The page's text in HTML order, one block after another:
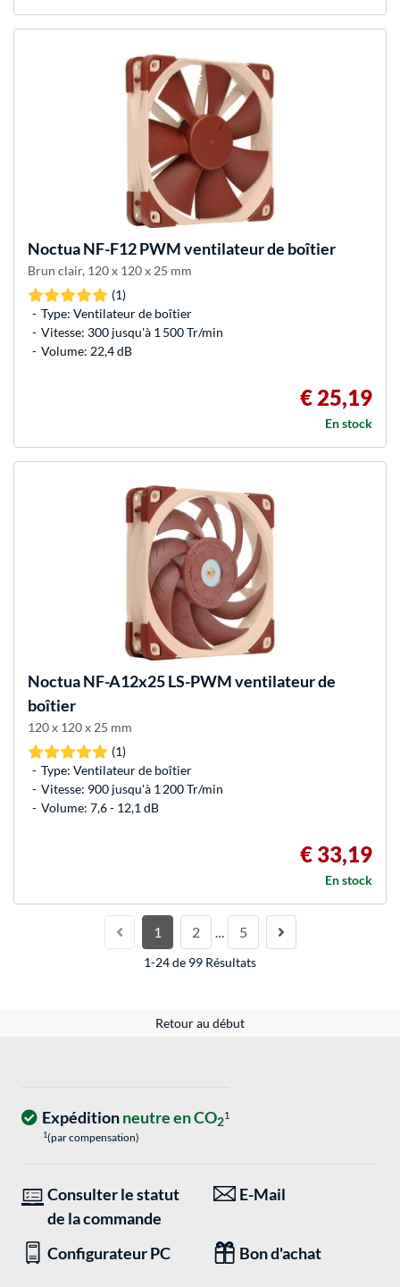
NoctuaNF-F12 PWM ventilateur de boîtier
Brun clair, 120 x 120 x 25 mm
(1)
Type: Ventilateur de boîtier
Vitesse: 300 jusqu'à 1 500 Tr/min
Volume: 22,4 dB
€ 25,19
En stock
NoctuaNF-A12x25 LS-PWM ventilateur de
boîtier
120 x 120 x 25 mm
(1)
Type: Ventilateur de boîtier
Vitesse: 900 jusqu'à 1 200 Tr/min
Volume: 7,6 - 12,1 dB
€ 33,19
En stock
1 2 … 5
1-24 de 99 Résultats
Retour au début
Expéditionneutre en CO21
1(par compensation)
Consulter le statut
de la commande
E-Mail
Configurateur PC Bon d'achat